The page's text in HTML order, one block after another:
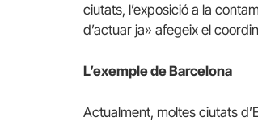
ciutats, l’exposició a la
d’actuar ja» afegeix el
L’exemple de Barcelona
Actualment, moltes ciutats